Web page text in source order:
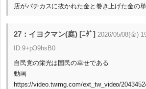
店がパチカスに抜かれた金と巻き上げた金の
27：イヨクマン(庭) [ﾆﾀﾞ] 2026/05/08(金)
ID:9+pO9hsB0
自民党の栄光は国民の幸せである
動画
https://video.twimg.com/ext_tw_video/